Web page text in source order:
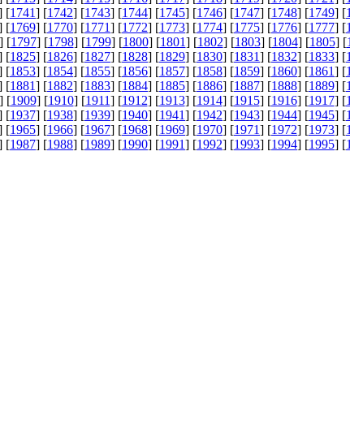
[1741] [1742] [1743] [1744] [1745] [1746] [1747] [1748] [1749] [
[1769] [1770] [1771] [1772] [1773] [1774] [1775] [1776] [1777] [
[1797] [1798] [1799] [1800] [1801] [1802] [1803] [1804] [1805] [
[1825] [1826] [1827] [1828] [1829] [1830] [1831] [1832] [1833] [
[1853] [1854] [1855] [1856] [1857] [1858] [1859] [1860] [1861] [
[1881] [1882] [1883] [1884] [1885] [1886] [1887] [1888] [1889] [
[1909] [1910] [1911] [1912] [1913] [1914] [1915] [1916] [1917] [
[1937] [1938] [1939] [1940] [1941] [1942] [1943] [1944] [1945] [
[1965] [1966] [1967] [1968] [1969] [1970] [1971] [1972] [1973] [
[1987] [1988] [1989] [1990] [1991] [1992] [1993] [1994] [1995] [